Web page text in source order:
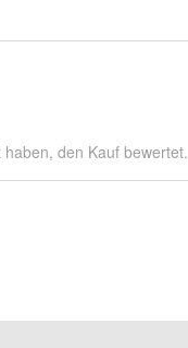
den Kauf bewertet.